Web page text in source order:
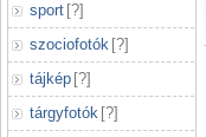
sport [?]
szociofotók [?]
tájkép [?]
tárgyfotók [?]